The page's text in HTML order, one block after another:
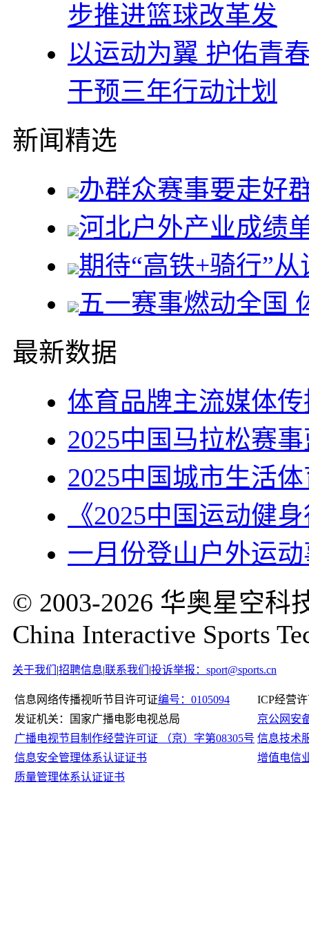
步推进篮球改革发
以运动为翼 护佑青
干预三年行动计划
新闻精选
办群众赛事要走好
河北户外产业成绩
期待“高铁+骑行”
五一赛事燃动全国
最新数据
体育品牌主流媒体
2025中国马拉松赛
2025中国城市生活
《2025中国运动健
一月份登山户外运
© 2003-2026 华奥星空科
China Interactive Sports
关于我们 |招聘信息|联系我们 |投诉举报：sport@sports.cn
信息网络传播视听节目许可证编号：0105094
ICP经营
发证机关：国家广播电影电视总局
京公网安
广播电视节目制作经营许可证 （京）字第08305号 信息技术
信息安全管理体系认证证书
增值电信
质量管理体系认证证书